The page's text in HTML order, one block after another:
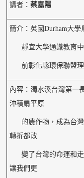
講者：蔡嘉陽
簡介：英國Durham大
靜宜大學通識教育中
前彰化縣環保聯盟理
內容：濁水溪台灣第一
沖積扇平原
的農作物，成為台灣
轉折都改
變了台灣的命運和走
讓我們更